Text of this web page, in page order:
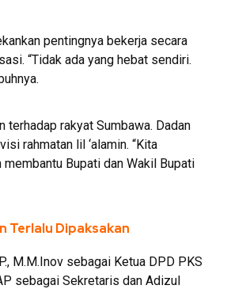
pentingnya bekerja secara
“Tidak ada yang hebat sendiri.
rakyat Sumbawa. Dadan
rahmatan lil ‘alamin. “Kita
Bupati dan Wakil Bupati
Terlalu Dipaksakan
M.M.Inov sebagai Ketua DPD PKS
sebagai Sekretaris dan Adizul